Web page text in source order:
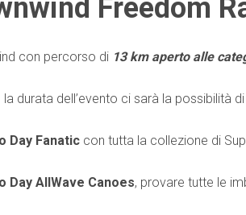
Freedom
con percorso di 13 km aperto alle
la durata dell’evento ci sarà la possibilità
Day Fanaticcon tutta la collezione di
Day AllWave Canoes, provare tutte le